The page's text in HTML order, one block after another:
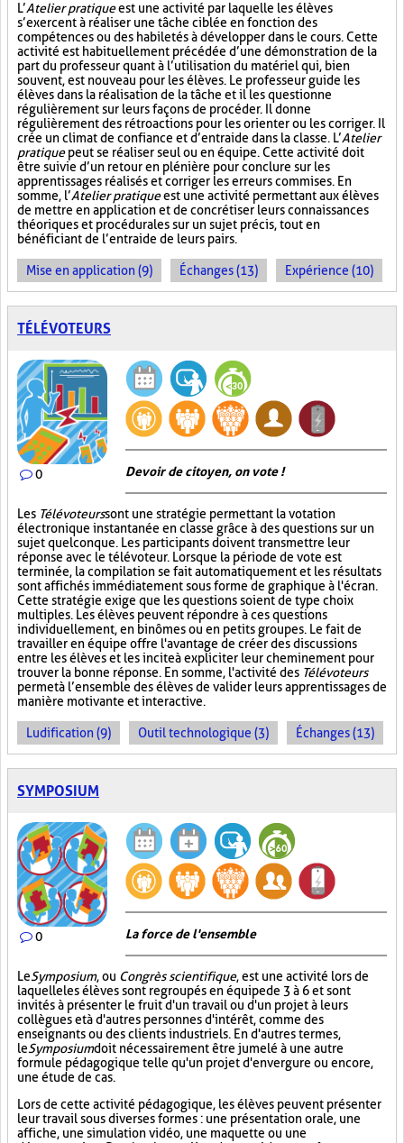
L’Atelier pratiqueest une activité par laquelle les élèves
s’exercent à réaliser une tâche ciblée en fonction des
compétences ou des habiletés à développer dans le cours. Cette
activité est habituellement précédée d’une démonstration de la
part du professeur quant à l’utilisation du matériel qui, bien
souvent, est nouveau pour les élèves. Le professeur guide les
élèves dans la réalisation de la tâche et il les questionne
régulièrement sur leurs façons de procéder. Il donne
régulièrement des rétroactions pour les orienter ou les corriger. Il
crée un climat de confiance et d’entraide dans la classe. L’Atelier
pratiquepeut se réaliser seul ou en équipe. Cette activité doit
être suivie d’un retour en plénière pour conclure sur les
apprentissages réalisés et corriger les erreurs commises. En
somme, l’Atelier pratiqueest une activité permettant aux élèves
de mettre en application et de concrétiser leurs connaissances
théoriques et procédurales sur un sujet précis, tout en
bénéficiant de l’entraide de leurs pairs.
Mise en application (9) Échanges (13) Expérience (10)
TÉLÉVOTEURS
0 Devoir de citoyen, on vote !
Les Télévoteurssont une stratégie permettant la votation
électronique instantanée en classe grâce à des questions sur un
sujet quelconque. Les participants doivent transmettre leur
réponse avec le télévoteur. Lorsque la période de vote est
terminée, la compilation se fait automatiquement et les résultats
sont affichés immédiatement sous forme de graphique à l'écran.
Cette stratégie exige que les questions soient de type choix
multiples. Les élèves peuvent répondre à ces questions
individuellement, en binômes ou en petits groupes. Le fait de
travailler en équipe offre l'avantage de créer des discussions
entre les élèves et les incite à expliciter leur cheminement pour
trouver la bonne réponse. En somme, l'activité des Télévoteurs
permet à l’ensemble des élèves de valider leurs apprentissages de
manière motivante et interactive.
Ludification (9) Outil technologique (3) Échanges (13)
SYMPOSIUM
0 La force de l'ensemble
LeSymposium, ou Congrès scientifique, est une activité lors de
laquelle les élèves sont regroupés en équipe de 3 à 6 et sont
invités à présenter le fruit d'un travail ou d'un projet à leurs
collègues et à d'autres personnes d'intérêt, comme des
enseignants ou des clients industriels. En d'autres termes,
leSymposiumdoit nécessairement être jumelé à une autre
formule pédagogique telle qu'un projet d'envergure ou encore,
une étude de cas.
Lors de cette activité pédagogique, les élèves peuvent présenter
leur travail sous diverses formes : une présentation orale, une
affiche, une simulation vidéo, une maquette ou une